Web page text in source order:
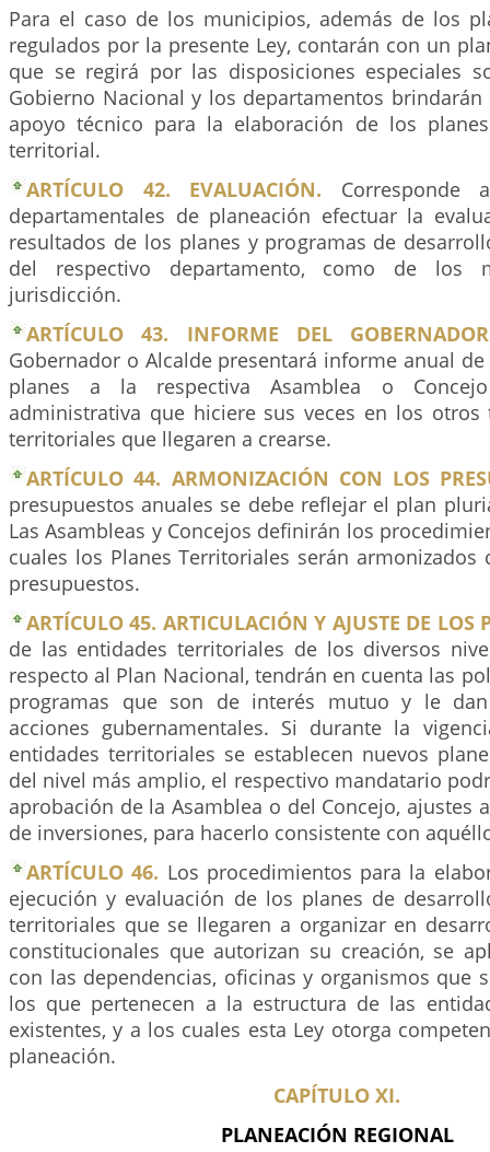
Para el caso de los municipios, además de los
regulados por la presente Ley, contarán con un
que se regirá por las disposiciones especiales
Gobierno Nacional y los departamentos
apoyo técnico para la elaboración de los
territorial.
ARTÍCULO 42. EVALUACIÓN. Corresponde
departamentales de planeación efectuar la
resultados de los planes y programas de
del respectivo departamento, como de los
jurisdicción.
ARTÍCULO 43. INFORME DEL
Gobernador o Alcalde presentará informe anual
planes a la respectiva Asamblea o
administrativa que hiciere sus veces en los otros
territoriales que llegaren a crearse.
ARTÍCULO 44. ARMONIZACIÓN CON LOS
presupuestos anuales se debe reflejar el plan
Las Asambleas y Concejos definirán los
cuales los Planes Territoriales serán armonizados
presupuestos.
ARTÍCULO 45. ARTICULACIÓN Y AJUSTE DE LOS
de las entidades territoriales de los diversos
respecto al Plan Nacional, tendrán en cuenta las
programas que son de interés mutuo y le
acciones gubernamentales. Si durante la
entidades territoriales se establecen nuevos
del nivel más amplio, el respectivo mandatario
aprobación de la Asamblea o del Concejo, ajustes
de inversiones, para hacerlo consistente con
ARTÍCULO 46. Los procedimientos para la
ejecución y evaluación de los planes de
territoriales que se llegaren a organizar en
constitucionales que autorizan su creación, se
con las dependencias, oficinas y organismos que
los que pertenecen a la estructura de las
existentes, y a los cuales esta Ley otorga
planeación.
CAPÍTULO XI.
PLANEACIÓN REGIONAL